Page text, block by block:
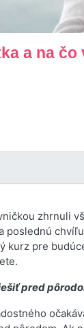
a na čo
zhrnuli
poslednú
kurz pre
pred